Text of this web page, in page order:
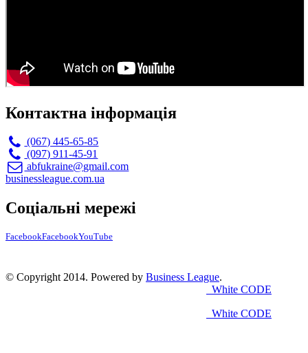
Контактна інформація
(067) 445-65-85
(097) 911-45-91
abfukraine@gmail.com
businessleague.com.ua
Соціальні мережі
FacebookFacebookYouTube
© Copyright 2014. Powered by Business League.
White CODE
White CODE